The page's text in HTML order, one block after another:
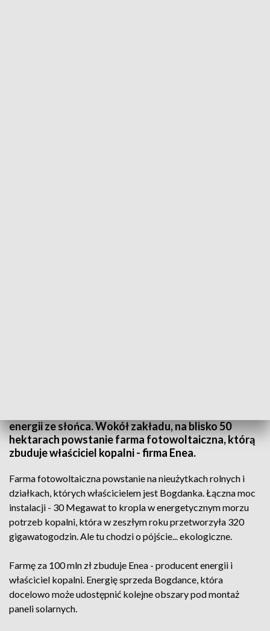
energii ze słońca. Wokół zakładu, na blisko 50
hektarach powstanie farma fotowoltaiczna, którą
zbuduje właściciel kopalni - firma Enea.
Farma fotowoltaiczna powstanie na nieużytkach rolnych i
działkach, których właścicielem jest Bogdanka. Łączna moc
instalacji - 30 Megawat to kropla w energetycznym morzu
potrzeb kopalni, która w zeszłym roku przetworzyła 320
gigawatogodzin. Ale tu chodzi o pójście... ekologiczne.
Farmę za 100 mln zł zbuduje Enea - producent energii i
właściciel kopalni. Energię sprzeda Bogdance, która
docelowo może udostępnić kolejne obszary pod montaż
paneli solarnych.